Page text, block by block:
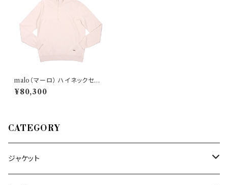
malo（マーロ） ハイネックセー
ター LUM002 F1K02 28713
¥80,300
CATEGORY
ジャケット